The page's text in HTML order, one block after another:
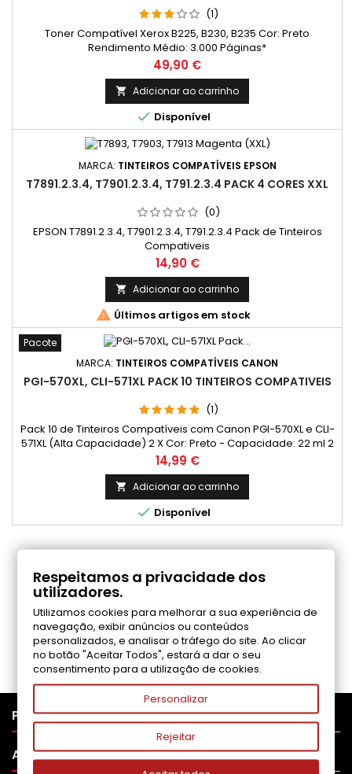
(1)
Toner Compatível Xerox B225, B230, B235 Cor: Preto
Rendimento Médio: 3.000 Páginas*
Preço
49,90 €
 Adicionar ao carrinho
 Disponível
MARCA: TINTEIROS COMPATÍVEIS EPSON
T7891.2.3.4, T7901.2.3.4, T791.2.3.4 PACK 4 CORES XXL
(0)
EPSON T7891.2.3.4, T7901.2.3.4, T791.2.3.4 Pack de Tinteiros
Compativeis
Preço
14,90 €
 Adicionar ao carrinho
 Últimos artigos em stock
Pacote
MARCA: TINTEIROS COMPATÍVEIS CANON
PGI-570XL, CLI-571XL PACK 10 TINTEIROS COMPATIVEIS
(1)
Pack 10 de Tinteiros Compatíveis com Canon PGI-570XL e CLI-
571XL (Alta Capacidade) 2 X Cor: Preto - Capacidade: 22 ml 2
X Cor: Preto Foto - Capacidade: 11 ml 2 X Cor: Ciano
- Capacidade: 11 ml 2 X Cor: Magenta - Capacidade: 11 ml 2 X
Cor: Amarelo - Capacidade: 11 ml
Preço
14,99 €
 Adicionar ao carrinho
 Disponível
COMENTÁRIOS (0)
Seja o primeiro a fazer uma avaliação
PRODUTOS 
APOIO AO CLIENTE 
Respeitamos a privacidade dos
utilizadores.
Utilizamos cookies para melhorar a sua experiência de
navegação, exibir anúncios ou conteúdos
personalizados, e analisar o tráfego do site. Ao clicar
no botão "Aceitar Todos", estará a dar o seu
consentimento para a utilização de cookies.
Personalizar
Rejeitar